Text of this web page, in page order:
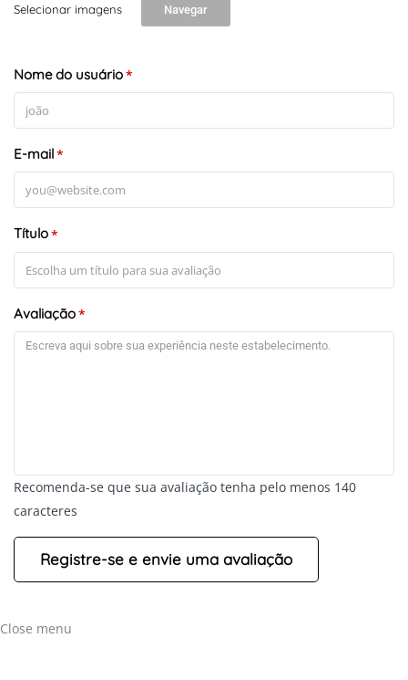
Selecionar imagens Navegar
Nome do usuário*
E-mail*
Título*
Avaliação*
Recomenda-se que sua avaliação tenha pelo menos 140
caracteres
Close menu